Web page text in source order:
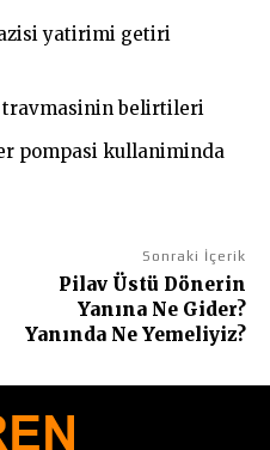
yatirimi getiri
travmasinin belirtileri
pompasi kullaniminda
Sonraki İçerik
Pilav Üstü Dönerin
Yanına Ne Gider?
Yanında Ne Yemeliyiz?